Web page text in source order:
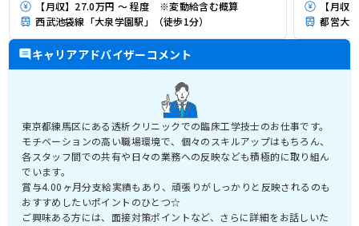
【月収】27.0万円 ～ 程度 ※変動給含む概算
西武池袋線「大泉学園駅」（徒歩1分）
【月
都営大
キャリアアドバイザーコメント
東京都練馬区にある透析クリニックでの臨床工学技士のお仕事です。
モチベーションの高い職場環境で、個々のスキルアップはもちろん、
各スタッフ間での共有や日々の業務への反映なども積極的に取り組ん
でいます。
賞与4.00ヶ月分支給実績もあり、頑張りがしっかりと反映されるのも
おすすめしたいポイントのひとつ☆
ご興味ある方には、面接対策ポイントなど、さらに詳細をお話しいた